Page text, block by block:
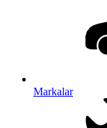
Markalar